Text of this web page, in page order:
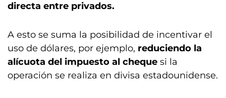
directa entre privados.
A esto se suma la posibilidad de incentivar el
uso de dólares, por ejemplo, reduciendo la
alícuota del impuesto al cheque si la
operación se realiza en divisa estadounidense.